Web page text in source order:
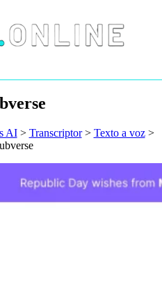
AI> Transcriptor> Texto a voz>